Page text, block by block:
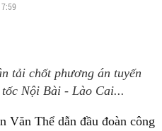
tải chốt phương án tuyến
Nội Bài - Lào Cai...
Văn Thể dẫn đầu đoàn công